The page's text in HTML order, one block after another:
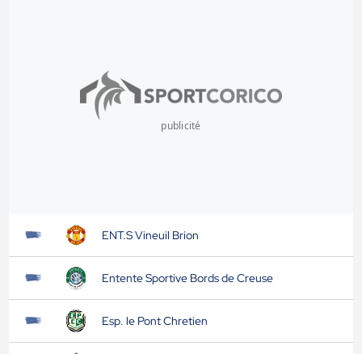
publicité
ENT.S Vineuil Brion
Entente Sportive Bords de Creuse
Esp. le Pont Chretien